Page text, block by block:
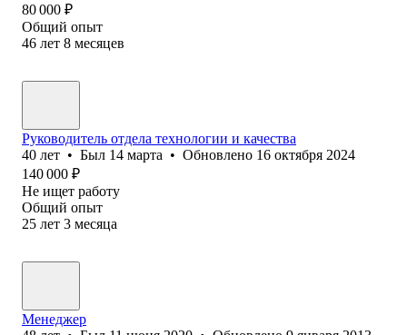
80 000 ₽
Общий опыт
46 лет 8 месяцев
Руководитель отдела технологии и качества
40 лет • Был 14 марта • Обновлено 16 октября 2024
140 000 ₽
Не ищет работу
Общий опыт
25 лет 3 месяца
Менеджер